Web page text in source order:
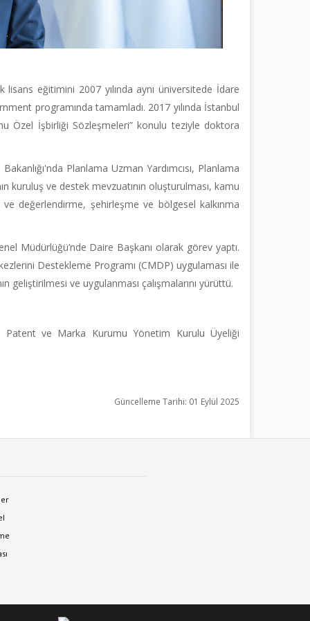
eğitimini 2007 yılında aynı üniversitede İdare
programında tamamladı. 2017 yılında İstanbul
Özel İşbirliği Sözleşmeleri” konulu teziyle doktora
Planlama Uzman Yardımcısı, Planlama
kuruluş ve destek mevzuatının oluşturulması, kamu
değerlendirme, şehirleşme ve bölgesel kalkınma
Müdürlüğü’nde Daire Başkanı olarak görev yaptı.
Destekleme Programı (CMDP) uygulaması ile
geliştirilmesi ve uygulanması çalışmalarını yürüttü.
Patent ve Marka Kurumu Yönetim Kurulu Üyeliği
Güncelleme Tarihi: 01 Eylül 2025